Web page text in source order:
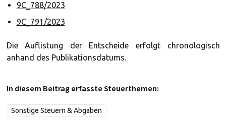
9C_788/2023
9C_791/2023
Die Auflistung der Entscheide erfolgt chronologisch
anhand des Publikationsdatums.
In diesem Beitrag erfasste Steuerthemen:
Sonstige Steuern & Abgaben